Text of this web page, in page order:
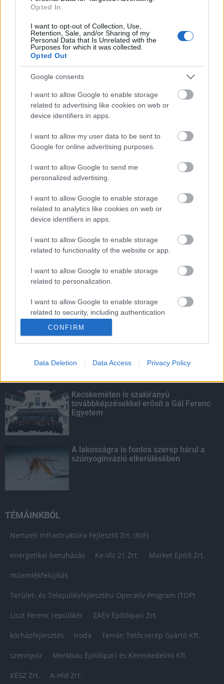
Opted In
I want to opt-out of Collection, Use,
Retention, Sale, and/or Sharing of my
Personal Data that Is Unrelated with the
Purposes for which it was collected.
Opted Out
Google consents
I want to allow Google to enable storage
related to advertising like cookies on web or
device identifiers in apps.
I want to allow my user data to be sent to
Google for online advertising purposes.
I want to allow Google to send me
personalized advertising.
I want to allow Google to enable storage
related to analytics like cookies on web or
device identifiers in apps.
I want to allow Google to enable storage
related to functionality of the website or app.
I want to allow Google to enable storage
related to personalization.
I want to allow Google to enable storage
related to security, including authentication
CONFIRM
Data Deletion Data Access Privacy Policy
HIRDETÉS
Paks II.: Mit jelent az 5. blokk új
mérföldköve a felülvizsgálat
árnyékában?
Fontos a postaládákba költöző
széncinegék védelme
Látlelet a hazai víziközművekről?
Egyetlen, fél évszázados vezetéken
múlt Bicske vízellátása
KIEMELT
Megérkezett az eső a Duna
Kecskeméten is szakirányú
továbbképzésekkel erősít a Gál Ferenc
Egyetem
A lakosságra is fontos szerep hárul a
szúnyoginvázió elkerülésében
TÉMÁINKBÓL
Nemzeti Infrastruktúra Fejlesztő Zrt. (NIF)
energetikai beruházás Ke-Víz 21 Zrt. Market Építő Zrt.
műemlékfelújítás
Terület- és Településfejlesztési Operatív Program (TOP)
Liszt Ferenc repülőtér ZÁÉV Építőipari Zrt.
kórházfejlesztés iroda Terrán Tetőcserép Gyártó Kft.
szennyvíz Merkbau Építőipari és Kereskedelmi Kft.
KÉSZ Zrt. A-Híd Zrt.